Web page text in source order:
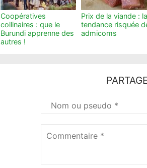
Coopératives
collinaires : que le
Burundi apprenne des
autres !
Prix de la viande : la
tendance risquée
admicoms
Votre
nom*